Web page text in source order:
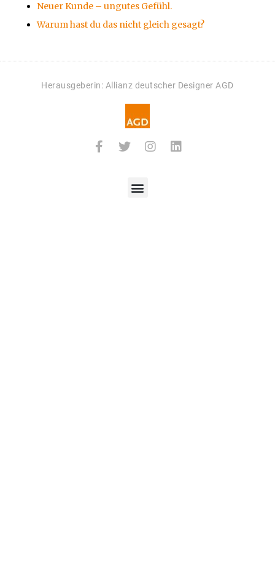
Neuer Kunde – ungutes Gefühl.
Warum hast du das nicht gleich gesagt?
Herausgeberin: Allianz deutscher Designer AGD